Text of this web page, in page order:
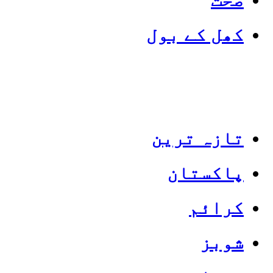
کھل کے بول
تازہ ترین
پاکستان
کرائم
شوبز
Categories
Top News